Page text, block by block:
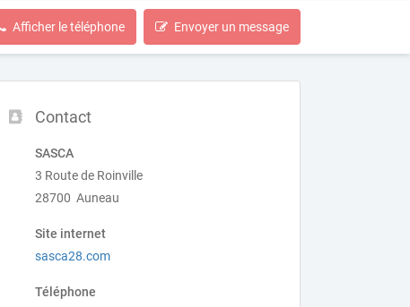
Afficher le téléphone Envoyer un message
Contact
SASCA
3 Route de Roinville
28700 Auneau
Site internet
sasca28.com
Téléphone